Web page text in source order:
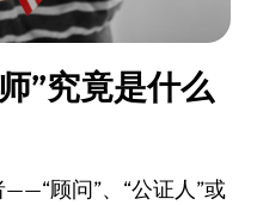
”究竟是什么
顾问”、“公证人”或